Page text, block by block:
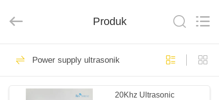
RUMAH
PRODUK
Ltd..
Alat Las Ultrasonik
101
Produk
Power supply ultrasonik
20Khz Ultrasonic